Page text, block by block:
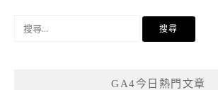
GA4今日熱門文章